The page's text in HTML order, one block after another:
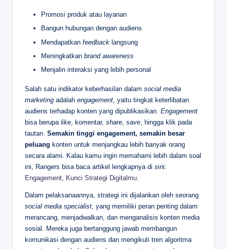
Promosi produk atau layanan
Bangun hubungan dengan audiens
Mendapatkan feedback langsung
Meningkatkan brand awareness
Menjalin interaksi yang lebih personal
Salah satu indikator keberhasilan dalam social media
marketing adalah engagement , yaitu tingkat keterlibatan
audiens terhadap konten yang dipublikasikan. Engagement
bisa berupa like , komentar, share save , hingga klik pada
tautan. Semakin tinggi engagement, semakin besar
peluang konten untuk menjangkau lebih banyak orang
secara alami. Kalau kamu ingin memahami lebih dalam soal
ini, Rangers bisa baca artikel lengkapnya di sini:
Engagement, Kunci Strategi Digitalmu.
Dalam pelaksanaannya, strategi ini dijalankan oleh seorang
social media specialist , yang memiliki peran penting dalam
merancang, menjadwalkan, dan menganalisis konten media
sosial. Mereka juga bertanggung jawab membangun
komunikasi dengan audiens dan mengikuti tren algoritma